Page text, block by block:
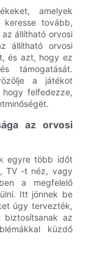
amelyek
keresse tovább,
állítható orvosi
állítható orvosi
és azt, hogy ez
támogatását.
a játékot
felfedezze,
az orvosi
egyre több időt
TV -t néz, vagy
a megfelelő
Itt jönnek be
úgy tervezték,
biztosítsanak az
küzdő